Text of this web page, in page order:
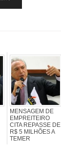
MENSAGEM DE
EMPREITEIRO
CITA REPASSE DE
R$ 5 MILHÕES A
TEMER